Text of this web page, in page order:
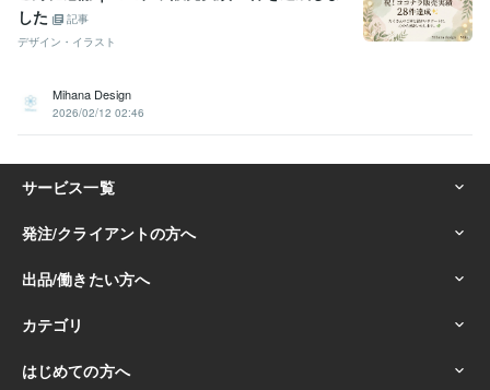
した
記事
デザイン・イラスト
Mihana Design
2026/02/12 02:46